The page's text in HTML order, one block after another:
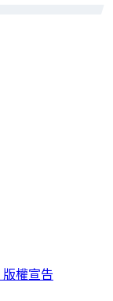
版權宣告